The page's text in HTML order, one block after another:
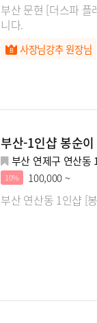
부산 문현 [더스파
니다.
사장님강추 원장님
부산-1인샵 봉순이
부산 연제구 연산동
10% 100,000 ~
부산 연산동 1인샵 [